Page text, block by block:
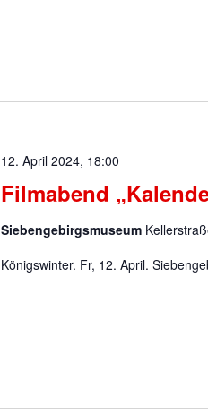
Filmabend
12. April 2024, 18:00
Siebengebirgsmuseum
Königswinter. Fr, 12. April.